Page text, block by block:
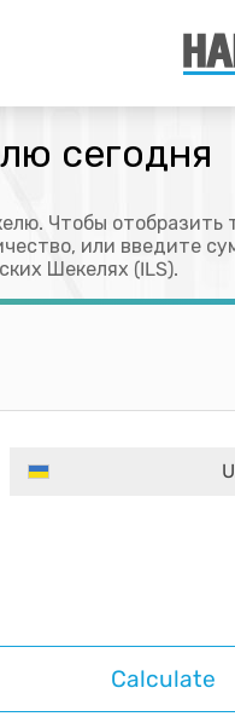
сегодня
Чтобы отобразить
или введите
Шекелях (ILS).
Calculate